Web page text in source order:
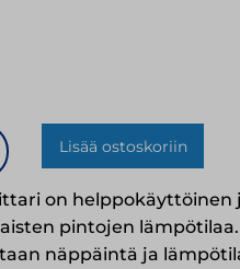
Lisää ostoskoriin
on helppokäyttöinen
pintojen
näppäintä ja